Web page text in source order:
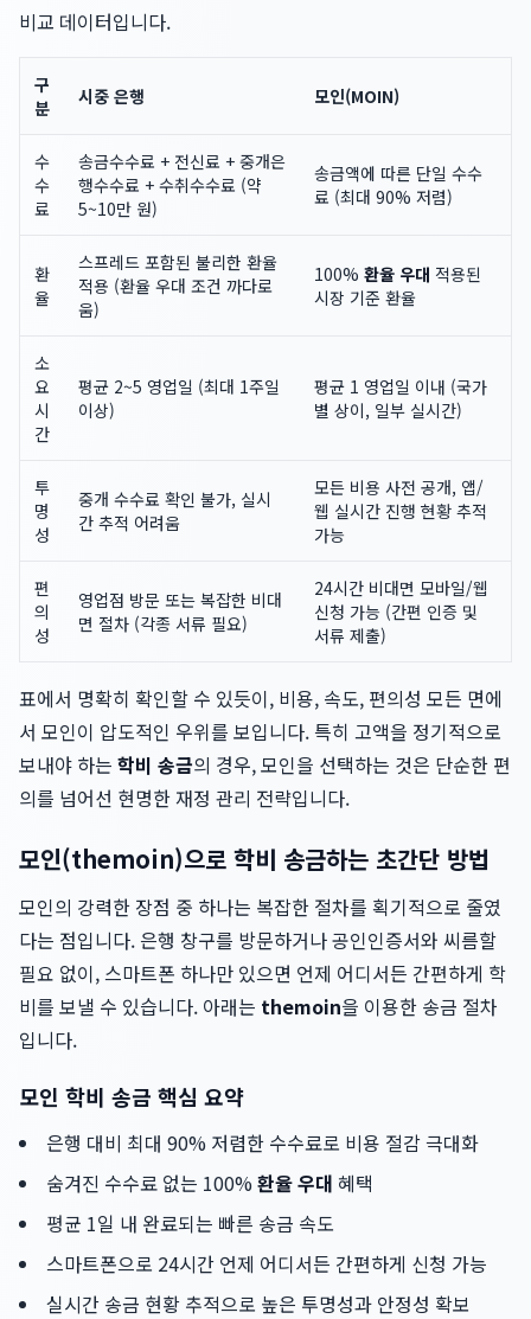
비교 데이터입니다.
구
분
시중 은행 모인(MOIN)
수
수
료
송금수수료 + 전신료 + 중개은
행수수료 + 수취수수료 (약
5~10만 원)
송금액에 따른 단일 수수
료 (최대 90% 저렴)
환
율
스프레드 포함된 불리한 환율
적용 (환율 우대 조건 까다로
움)
100% 환율 우대 적용된
시장 기준 환율
소
요
시
간
평균 2~5 영업일 (최대 1주일
이상)
평균 1 영업일 이내 (국가
별 상이, 일부 실시간)
투
명
성
중개 수수료 확인 불가, 실시
간 추적 어려움
모든 비용 사전 공개, 앱/
웹 실시간 진행 현황 추적
가능
편
의
성
영업점 방문 또는 복잡한 비대
면 절차 (각종 서류 필요)
24시간 비대면 모바일/웹
신청 가능 (간편 인증 및
서류 제출)
표에서 명확히 확인할 수 있듯이, 비용, 속도, 편의성 모든 면에
서 모인이 압도적인 우위를 보입니다. 특히 고액을 정기적으로
보내야 하는 학비 송금의 경우, 모인을 선택하는 것은 단순한 편
의를 넘어선 현명한 재정 관리 전략입니다.
모인(themoin)으로 학비 송금하는 초간단 방법
모인의 강력한 장점 중 하나는 복잡한 절차를 획기적으로 줄였
다는 점입니다. 은행 창구를 방문하거나 공인인증서와 씨름할
필요 없이, 스마트폰 하나만 있으면 언제 어디서든 간편하게 학
비를 보낼 수 있습니다. 아래는 themoin을 이용한 송금 절차
입니다.
모인 학비 송금 핵심 요약
은행 대비 최대 90% 저렴한 수수료로 비용 절감 극대화
숨겨진 수수료 없는 100%환율 우대 혜택
평균 1일 내 완료되는 빠른 송금 속도
스마트폰으로 24시간 언제 어디서든 간편하게 신청 가능
실시간 송금 현황 추적으로 높은 투명성과 안정성 확보